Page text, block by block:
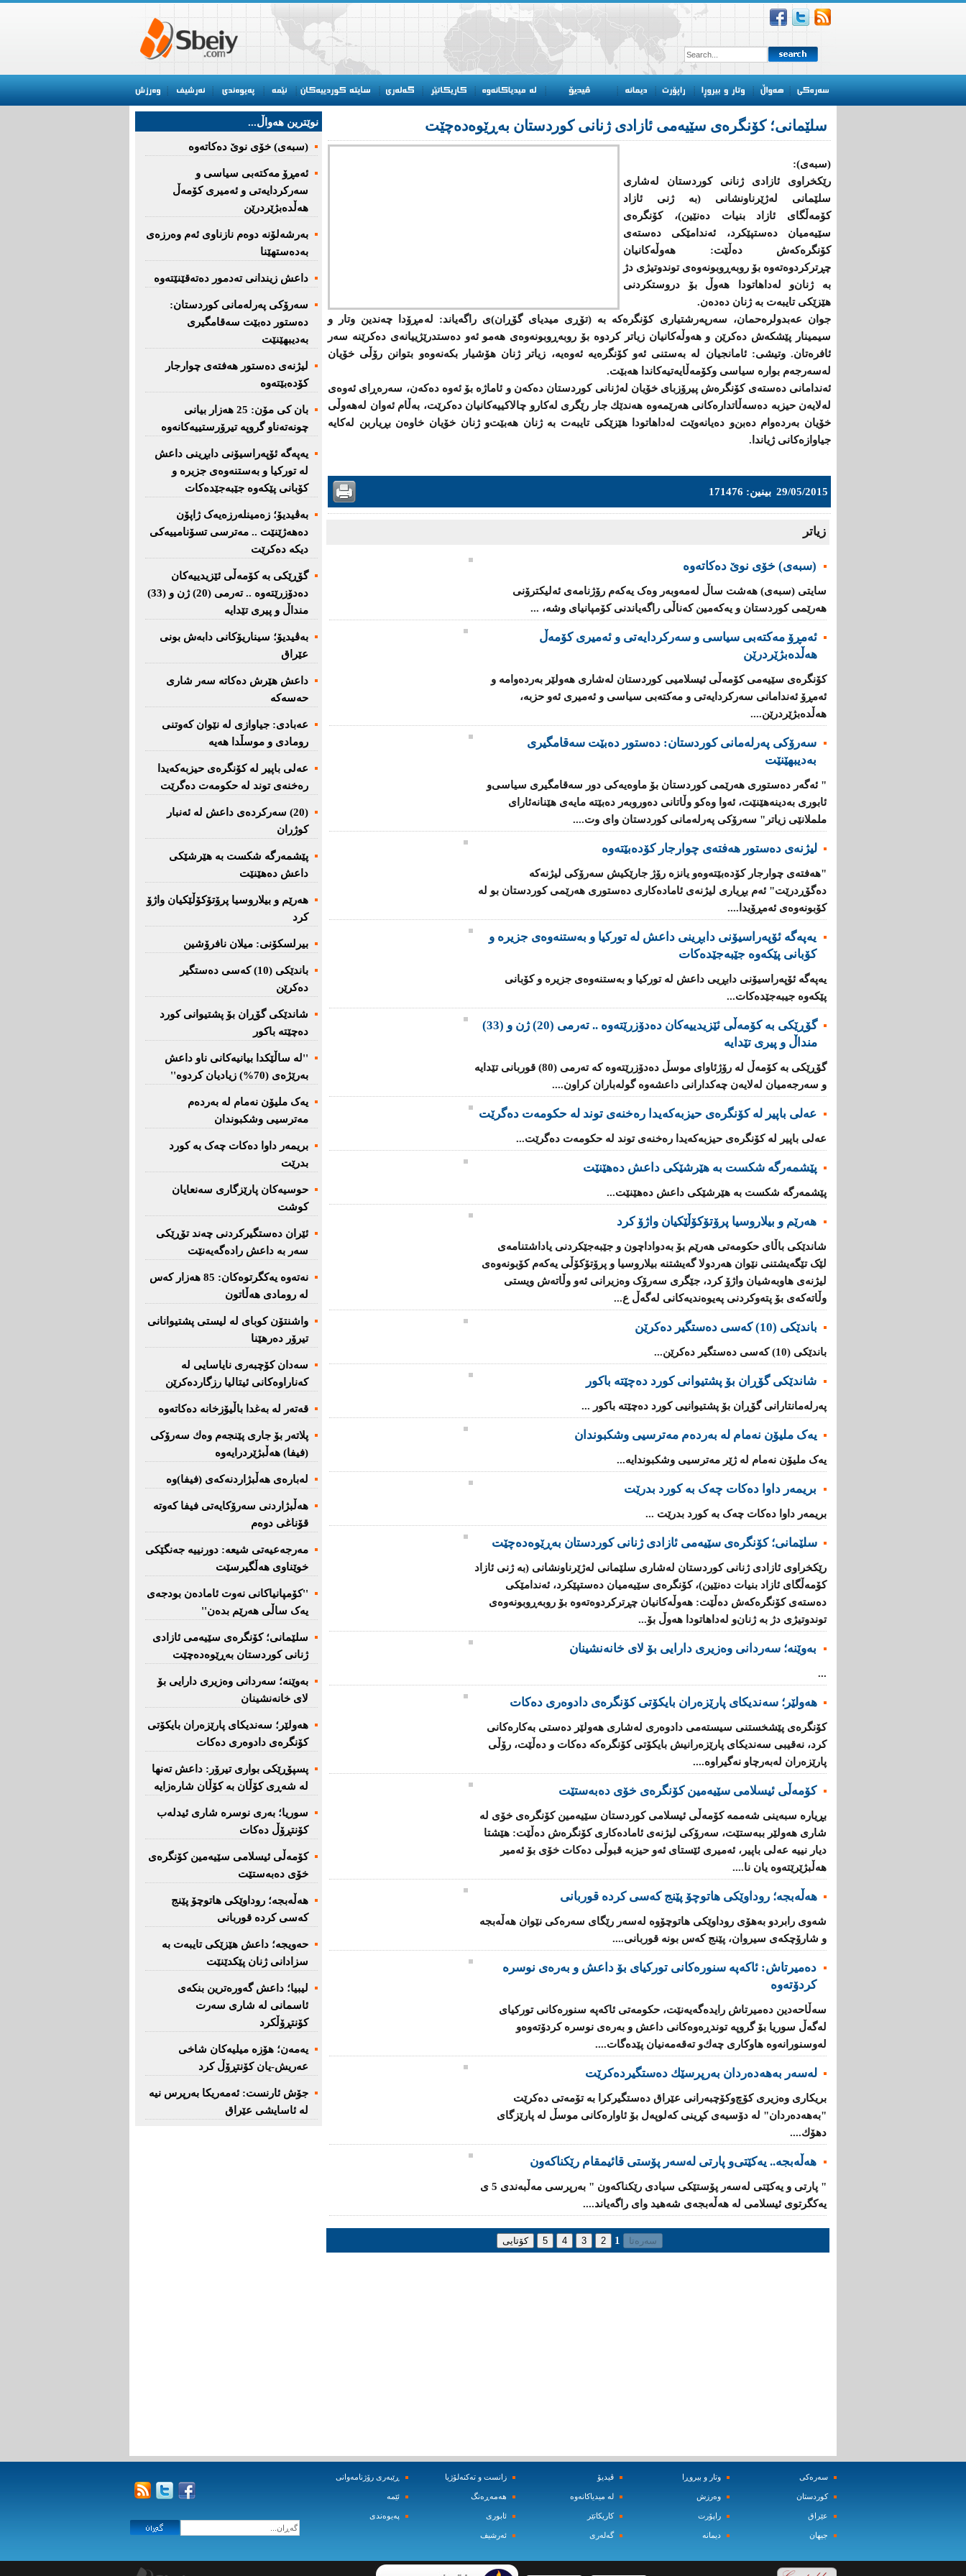
سلێمانی؛ كۆنگرەی سێیەمی ئازادی ژنانی كوردستان بەڕێوەدەچێت
(سبەی):
رێكخراوی ئازادی ژنانی كوردستان لەشاری
سلێمانی لەژێرناونشانی (بە ژنی ئازاد
كۆمەڵگای ئازاد بنیات دەنێین)، كۆنگرەی
سێیەمیان دەستپێكرد، ئەندامێكی دەستەی
كۆنگرەكەش دەڵێت: هەوڵەكانیان
چڕتركردوەتەوە بۆ روبەڕوبونەوەی توندوتیژی دژ
بە ژنان‌و لەداهاتودا هەوڵ بۆ دروستكردنی
هێزێكی تایبەت بە ژنان دەدەن.
جوان عەبدولرەحمان، سەرپەرشتیاری كۆنگرەكە بە (تۆڕی میدیای گۆڕان)ی راگەیاند: لەمڕۆدا چەندین وتار و
سیمینار پێشكەش دەكرێن‌ و هەوڵەكانیان زیاتر كردوە بۆ روبەڕوبونەوەی هەمو ئەو دەستدرێژییانەی دەكرێنە سەر
ئافرەتان. وتیشی: ئامانجیان لە بەستنی ئە‌و كۆنگرەیە ئەوەیە، زیاتر ژنان هۆشیار بكەنەوەو بتوانن رۆڵی خۆیان
لەسەرجەم بوارە سیاسی وكۆمەڵایەتیەكاندا هەبێت.
ئەندامانی دەستەی كۆنگرەش پیرۆزبای خۆیان لەژنانی كوردستان دەكەن و ئاماژە بۆ ئەوە دەكەن، سەرەڕای ئەوەی
لەلایەن حیزبە دەسەڵاتدارەكانی هەرێمەوە هەندێك جار رێگری لەكارو چالاكییەكانیان دەكرێت، بەڵام ئەوان لەهەوڵی
خۆیان بەردەوام دەبن‌و دەیانەوێت لەداهاتودا هێزێكی تایبەت بە ژنان هەبێت‌و ژنان خۆیان خاوەن بڕیاربن لەكایە
جیاوازەكانی ژیاندا.
29/05/2015 بینین: 171476
زیاتر
(سبەى) خۆى نوێ دەکاتەوە
سایتى (سبەى) هەشت ساڵ لەمەوبەر وەک یەکەم رۆژنامەى ئەلیکترۆنى
هەرێمى کوردستان و یه‌كه‌مین كه‌ناڵی‌ راگه‌یاندنی‌ كۆمپانیای‌ وشه‌، ...
ئه‌مڕۆ مه‌كته‌بی‌ سیاسی‌ و سه‌ركردایه‌تی‌ و ئه‌میری‌ كۆمه‌ڵ
هەڵدەبژێردرێن
كۆنگره‌ی‌ سێیه‌می‌ كۆمه‌ڵی‌ ئیسلامیی‌ كوردستان له‌شاری‌ هه‌ولێر به‌رده‌وامه‌ و
ئه‌مڕۆ ئه‌ندامانی‌ سه‌ركردایه‌تی‌ و مه‌كته‌بی‌ سیاسی‌ و ئه‌میری‌ ئه‌و حزبه‌،
هەڵدەبژێردرێن....
سەرۆكی پەرلەمانی كوردستان: دەستور دەبێت سەقامگیری
بەدیبهێنێت
" ئەگەر دەستوری هەرێمی كوردستان بۆ ماوەیەكی دور سەقامگیری سیاسی‌و
ئابوری بەدینەهێنێت، ئەوا وەكو وڵاتانی دەوروبەر دەبێتە مایەی هێنانەئارای
ململانێی زیاتر" سەرۆكی پەرلەمانی كوردستان وای وت....
لیژنەی دەستور هەفتەی چوارجار كۆدەبێتەوە
"هەفتەی چوارجار كۆدەبێتەوە‌و یانزە رۆژ جارێكیش سەرۆكی لیژنەكە
دەگۆڕدرێت" ئەم بڕیاری لیژنەی ئامادەكاری دەستوری هەرێمی كوردستان بو لە
كۆبونەوەی ئەمڕۆیدا....
یەپەگە ئۆپەراسیۆنی دابڕینی داعش لە تورکیا و بەستنەوەی جزیرە و
کۆبانی پێکەوە جێبەجێدەکات
یەپەگە ئۆپەراسیۆنی دابڕیی داعش لە تورکیا و بەستنەوەی جزیرە و کۆبانی
پێکەوە جیبەجێدەکات...
گۆڕێکی بە کۆمەڵی ئێزیدییەکان دەدۆزرێتەوە .. تەرمی (20) ژن و (33)
منداڵ و پیری تێدایە
گۆڕێکی بە کۆمەڵ لە رۆژئاوای موسڵ دەدۆزرێتەوە کە تەرمی (80) قوربانی تێدایە
و سەرجەمیان لەلایەن چەکدارانی داعشەوە گولەباران کراون....
عەلی باپیر لە کۆنگرەی حیزبەکەیدا رەخنەی توند لە حکومەت دەگرێت
عەلی باپیر لە کۆنگرەی حیزبەکەیدا رەخنەی توند لە حکومەت دەگرێت...
پێشمەرگە شكست بە هێرشێكی داعش دەهێنێت
پێشمەرگە شكست بە هێرشێكی داعش دەهێنێت...
هەرێم و بیلاروسیا پرۆتۆکۆڵێکیان واژۆ کرد
شاندێکى باڵاى حکومەتى هەرێم بۆ بەدواداچون و جێبەجێکردنی یاداشتنامەى
لێک تێگەیشتنى نێوان هەردولا گەیشتنە بیلاروسیا و پرۆتۆکۆڵی یەکەم کۆبونەوەی
لیژنەی هاوبەشیان واژۆ کرد، جێگرى سەرۆک وەزیرانى ئەو وڵاتەش ویستى
وڵاتەکەى بۆ پتەوکردنى پەیوەندیەکانى لەگەڵ ع...
باندێکی (10) کەسى دەستگیر دەکرێن
باندێکی (10) کەسى دەستگیر دەکرێن...
شاندێکى گۆڕان بۆ پشتیوانی کورد دەچێتە باکور
پەرلەمانتارانی گۆڕان بۆ پشتیوانیی کورد دەچێتە باکور ...
یەک ملیۆن نەمام لە بەردەم مەترسیی وشکبوندان
یەک ملیۆن نەمام لە ژێر مەترسیی وشکبوندایە...
بریمه‌ر داوا دەکات چەک بە کورد بدرێت
بریمه‌ر داوا دەکات چەک بە کورد بدرێت ...
سلێمانی؛ كۆنگرەی سێیەمی ئازادی ژنانی كوردستان بەڕێوەدەچێت
رێكخراوی ئازادی ژنانی كوردستان لەشاری سلێمانی لەژێرناونشانی (بە ژنی ئازاد
كۆمەڵگای ئازاد بنیات دەنێین)، كۆنگرەی سێیەمیان دەستپێكرد، ئەندامێكی
دەستەی كۆنگرەكەش دەڵێت: هەوڵەكانیان چڕتركردوەتەوە بۆ روبەڕوبونەوەی
توندوتیژی دژ بە ژنان‌و لەداهاتودا هەوڵ بۆ...
بەوێنە؛ سەردانی وەزیری دارایی بۆ لای خانەنشینان
...
هەولێر؛ سەندیكای پارێزەران بایكۆتی كۆنگرەی دادوەری دەكات
كۆنگرەی پێشخستنی سیستەمی دادوەری لەشاری هەولێر دەستی بەكارەكانی
كرد، نەقیبی سەندیكای پارێزەرانیش بایكۆتی كۆنگرەكە دەكات و دەڵێت، رۆڵی
پارێزەران لەبەرچاو نەگیراوە....
كۆمەڵی ئیسلامی سێیەمین كۆنگرەی خۆی دەبەستێت
بڕیارە سبەینی شەممە كۆمەڵی ئیسلامی كوردستان سێیەمین كۆنگرەی خۆی لە
شاری هەولێر ببەستێت، سەرۆكی لیژنەی ئامادەكاری كۆنگرەش دەڵێت: هێشتا
دیار نییە عەلی باپیر، ئەمیری ئێستای ئەو حیزبە قبوڵی دەكات خۆی بۆ ئەمیر
هەڵبژێرێتەوە یان نا....
هەڵەبجە؛ روداوێکی هاتوچۆ پێنج کەسی کردە قوربانی
شەوی رابردو بەهۆی روداوێکی هاتوچۆوە لەسەر رێگای سەرەکی نێوان هەڵەبجە
و شارۆچکەی سیروان، پێنج کەس بونە قوربانی....
دەمیرتاش: ئاكەپە سنورەكانی توركیای بۆ داعش و بەرەی نوسرە
كردۆتەوە
سەڵاحەدین دەمیرتاش رایدەگەیەنێت، حكومەتی ئاكەپە سنورەكانی توركیای
لەگەڵ سوریا بۆ گروپە توندڕەوەكانی داعش و بەرەی نوسرە كردۆتەوەو
لە‌وسنورانەوە هاوكاری چەك‌و تەقەمەنیان پێدەگات....
لەسەر بەهەدەردان بەرپرسێك دەستگیردەكرێت
بریكاری‌ وەزیری‌ كۆچ‌وكۆچبەرانی‌ عێراق دەستگیركرا بە تۆمەتی دەكرێت
"بەهەدەردان" لە دۆسیەی‌ كڕینی‌ كەلوپەل بۆ ئاوارەكانی‌ موسڵ لە پارێزگای‌
دهۆك....
هەڵەبجە.. یەكێتی‌‌و پارتی‌ لەسەر پۆستی‌ قائیمقام رێكناكەون
" پارتی‌ و یەكێتی‌ لەسەر پۆستێكی‌ سیادی‌ رێكناكەون " بەرپرسی‌ مەڵبەندی‌ 5 ی‌
یەكگرتوی‌ ئیسلامی لە هەڵەبجەی شەهید وای راگەیاند....
1
نوێترین هه‌واڵ...
(سبەى) خۆى نوێ دەکاتەوە
ئه‌مڕۆ مه‌كته‌بی‌ سیاسی‌ و
سه‌ركردایه‌تی‌ و ئه‌میری‌ كۆمه‌ڵ
هەڵدەبژێردرێن
به‌رشه‌لۆنه‌ دوه‌م نازناوی ئه‌م وه‌رزه‌ی
به‌ده‌ستهێنا
داعش زیندانی تەدمور دەتەقێنێتەوە
سەرۆكی پەرلەمانی كوردستان:
دەستور دەبێت سەقامگیری
بەدیبهێنێت
لیژنەی دەستور هەفتەی چوارجار
كۆدەبێتەوە
بان كی مۆن: 25 هەزار بیانی
چونەتەناو گروپە تیرۆرستییەكانەوە
یەپەگە ئۆپەراسیۆنی دابڕینی داعش
لە تورکیا و بەستنەوەی جزیرە و
کۆبانی پێکەوە جێبەجێدەکات
بەڤیدیۆ؛ زەمینلەرزەیەک ژاپۆن
دەهەژێنێت .. مەترسی تسۆنامییەکی
دیکە دەکرێت
گۆڕێکی بە کۆمەڵی ئێزیدییەکان
دەدۆزرێتەوە .. تەرمی (20) ژن و (33)
منداڵ و پیری تێدایە
بەڤیدیۆ؛ سیناریۆکانی دابەش بونی
عێراق
داعش هێرش دەکاتە سەر شاری
حەسەکە
عه‌بادی: جیاوازی له‌ نێوان کەوتنی
رومادی و موسڵدا هه‌یه‌
عەلی باپیر لە کۆنگرەی حیزبەکەیدا
رەخنەی توند لە حکومەت دەگرێت
(20) سه‌ركرده‌ی داعش لە ئەنبار
کوژران
پێشمەرگە شكست بە هێرشێكی
داعش دەهێنێت
هەرێم و بیلاروسیا پرۆتۆکۆڵێکیان واژۆ
کرد
بیرلسكۆنی: میلان نافرۆشین
باندێکی (10) کەسى دەستگیر
دەکرێن
شاندێکى گۆڕان بۆ پشتیوانی کورد
دەچێتە باکور
''لە ساڵێکدا بیانیه‌كانی ناو داعش
بەرێژەى (70%) زیادیان کردوە''
یەک ملیۆن نەمام لە بەردەم
مەترسیی وشکبوندان
بریمه‌ر داوا دەکات چەک بە کورد
بدرێت
حوسیەکان پارێزگارى سەنعایان
کوشت
ئێران دەستگیرکردنى چه‌ند تۆڕێكی‌
سه‌ر به‌ داعش رادەگەیەنێت
نەتەوە یەكگرتوەكان: 85 هەزار كەس
لە رومادی هەڵاتون
واشنتۆن كوبای لە لیستی پشتیوانانی
تیرۆر دەرهێنا
سەدان كۆچبەری نایاسایی لە
كەناراوەكانی ئیتالیا رزگاردەكرێن
قەتەر لە بەغدا باڵیۆزخانە دەكاتەوە
پلاتەر بۆ جاری پێنجەم وەك سەرۆكی
(فیفا) هەڵبژێردرایەوە
لەبارەی هەڵبژاردنەكەی (فیفا)وە
هەڵبژاردنی سەرۆكایەتی فیفا كەوتە
قۆناغی دوەم
مەرجەعیەتی شیعە: دورنییە جەنگێكی
خوێناوی هەڵگیرسێت
''کۆمپانیاکانی نەوت ئامادەن بودجەی
یەک ساڵی هەرێم بدەن''
سلێمانی؛ كۆنگرەی سێیەمی ئازادی
ژنانی كوردستان بەڕێوەدەچێت
بەوێنە؛ سەردانی وەزیری دارایی بۆ
لای خانەنشینان
هەولێر؛ سەندیكای پارێزەران بایكۆتی
كۆنگرەی دادوەری دەكات
پسپۆڕێكی بواری تیرۆر: داعش تەنها
لە شەڕی كۆڵان بە كۆڵان شارەزایە
سوریا؛ بەری نوسرە شاری ئیدلەب
كۆنتڕۆڵ دەكات
كۆمەڵی ئیسلامی سێیەمین كۆنگرەی
خۆی دەبەستێت
هەڵەبجە؛ روداوێکی هاتوچۆ پێنج
کەسی کردە قوربانی
حەویجە؛ داعش هێزێكی تایبەت بە
سزادانی ژنان پێكدێنێت
لیبیا؛ داعش گەورەترین بنكەی
ئاسمانی لە شاری سەرت
کۆنتڕۆڵکرد
یەمەن؛ هۆزە میلیەكان شاخی
عەریش-یان كۆنتڕۆڵ كرد
جۆش ئارنست: ئەمەریكا بەرپرس نیە
لە ئاسایشی عێراق
سه‌ره‌کی
کوردستان
عێراق
جیهان
وتار و بیروڕا
وه‌رزش‌
راپۆرت
دیمانه‌
ڤیدیۆ
له‌ میدیاکانه‌وه‌
کاریکاتێر
گه‌له‌ری
زانست و ته‌کنه‌لۆژیا
هه‌مه‌ڕه‌نگ
ئابوری
ئه‌رشیف
ڕێبه‌ری رۆژنامه‌وانی
ئێمه‌
په‌یوه‌ندی